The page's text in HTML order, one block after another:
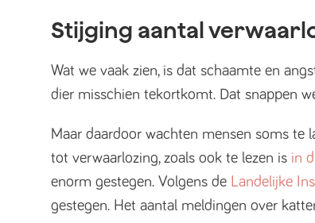
Stijging aantal
Wat we vaak zien, is dat schaamte en
dier misschien tekortkomt. Dat snappen
Maar daardoor wachten mensen soms te
tot verwaarlozing, zoals ook te lezen is in
enorm gestegen. Volgens de Landelijke
gestegen. Het aantal meldingen over